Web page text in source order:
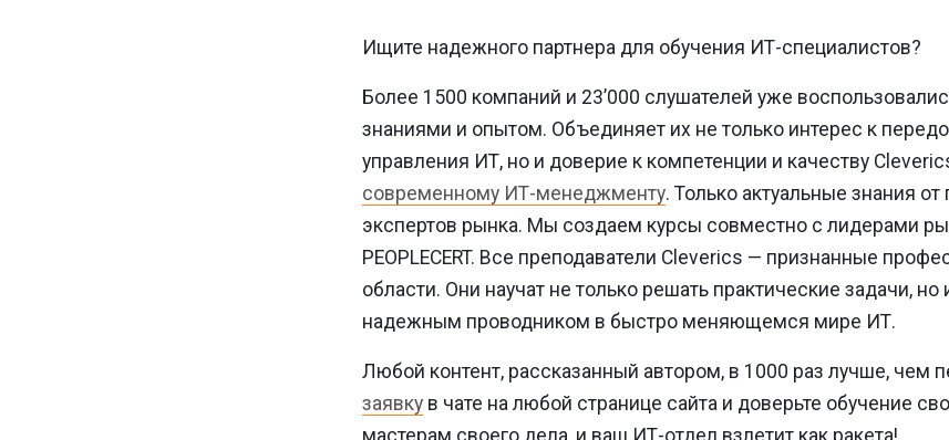
Ищите надежного партнера для обучения ИТ-специалистов?
Более 1500 компаний и 23’000 слушателей уже
знаниями и опытом. Объединяет их не только интерес к
управления ИТ, но и доверие к компетенции и качеству
современному ИТ-менеджменту. Только актуальные знания
экспертов рынка. Мы создаем курсы совместно с лидерами
PEOPLECERT. Все преподаватели Cleverics — признанные
области. Они научат не только решать практические задачи, но
надежным проводником в быстро меняющемся мире ИТ.
Любой контент, рассказанный автором, в 1000 раз лучше, чем
заявку в чате на любой странице сайта и доверьте обучение
мастерам своего дела, и ваш ИТ-отдел взлетит как ракета!